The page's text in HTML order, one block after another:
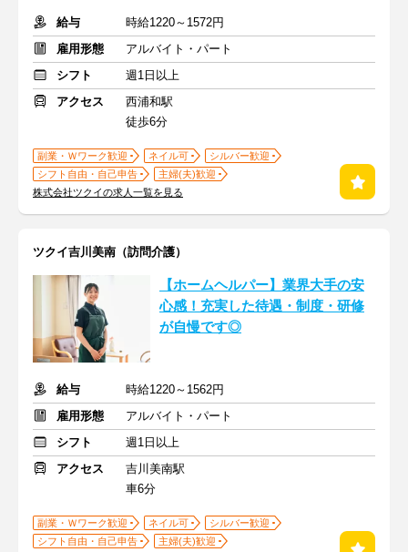
給与
時給1220～1572円
雇用形態
アルバイト・パート
シフト
週1日以上
アクセス
西浦和駅
徒歩6分
副業・Ｗワーク歓迎 ネイル可
シルバー歓迎
シフト自由・自己申告
主婦(夫)歓迎
株式会社ツクイの求人一覧を見る
ツクイ吉川美南（訪問介護）
【ホームヘルパー】業界大手の安
心感！充実した待遇・制度・研修
が自慢です◎
給与
時給1220～1562円
雇用形態
アルバイト・パート
シフト
週1日以上
アクセス
吉川美南駅
車6分
副業・Ｗワーク歓迎 ネイル可
シルバー歓迎
シフト自由・自己申告
主婦(夫)歓迎